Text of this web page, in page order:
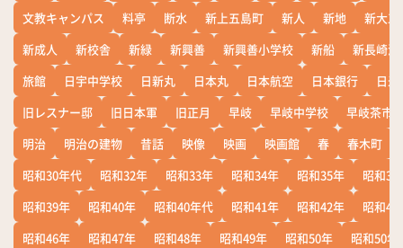
文教キャンパス
料亭 断水 新上五島町 新人 新地
新大工
新成人
新校舎 新緑 新興善 新興善小学校 新船
新長崎漁
旅館
日宇中学校 日新丸 日本丸 日本航空 日本銀行
日
旧レスナー邸
旧日本軍 旧正月 早岐 早岐中学校
早岐茶市
明治
明治の建物 昔話 映像 映画 映画館 春 春木町
昭和30年代
昭和32年 昭和33年 昭和34年 昭和35年
昭和36
昭和39年
昭和40年 昭和40年代 昭和41年 昭和42年
昭和43
昭和46年
昭和47年 昭和48年 昭和49年 昭和50年
昭和50年